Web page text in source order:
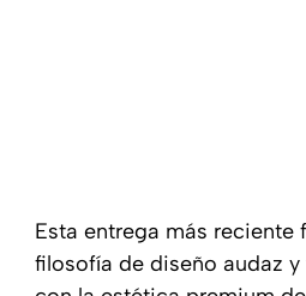
Esta entrega más reciente
filosofía de diseño audaz